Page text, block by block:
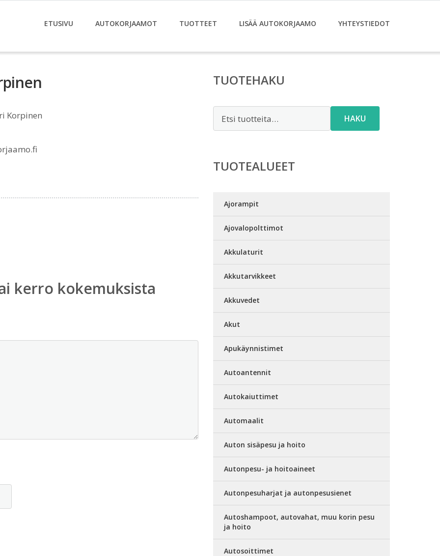
ETUSIVU AUTOKORJAAMOT TUOTTEET LISÄÄ AUTOKORJAAMO YHTEYSTIEDOT
Korpinen
kerro kokemuksista
TUOTEHAKU
HAKU
TUOTEALUEET
Ajorampit
Ajovalopolttimot
Akkulaturit
Akkutarvikkeet
Akkuvedet
Akut
Apukäynnistimet
Autoantennit
Autokaiuttimet
Automaalit
Auton sisäpesu ja hoito
Autonpesu- ja hoitoaineet
Autonpesuharjat ja autonpesusienet
Autoshampoot, autovahat, muu korin pesu
ja hoito
Autosoittimet